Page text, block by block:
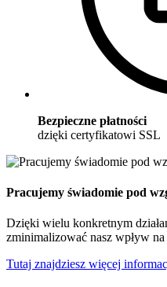
Bezpieczne płatności
dzięki certyfikatowi SSL
Pracujemy świadomie pod
Dzięki wielu konkretnym
zminimalizować nasz wpływ
Tutaj znajdziesz więcej